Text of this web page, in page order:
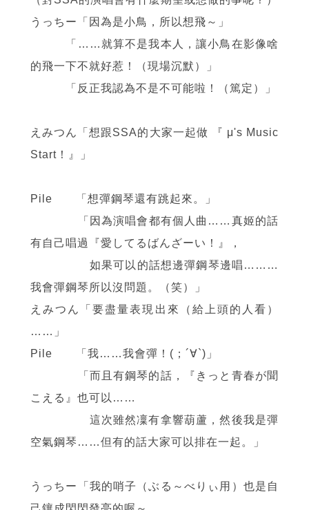
うっちー「因為是小鳥，所以想飛～」
「……就算不是我本人，讓小鳥在影像啥
的飛一下不就好惹！（現場沉默）」
「反正我認為不是不可能啦！（篤定）」
えみつん「想跟SSA的大家一起做 『 μ's Music
Start！』」
Pile 「想彈鋼琴還有跳起來。」
「因為演唱會都有個人曲……真姬的話
有自己唱過『愛してるばんざーい！』，
如果可以的話想邊彈鋼琴邊唱………
我會彈鋼琴所以沒問題。（笑）」
えみつん「要盡量表現出來（給上頭的人看）
……」
Pile 「我……我會彈！(；´∀`)」
「而且有鋼琴的話，『きっと青春が聞
こえる』也可以……
這次雖然凜有拿響葫蘆，然後我是彈
空氣鋼琴……但有的話大家可以排在一起。」
うっちー「我的哨子（ぶる～べりぃ用）也是自